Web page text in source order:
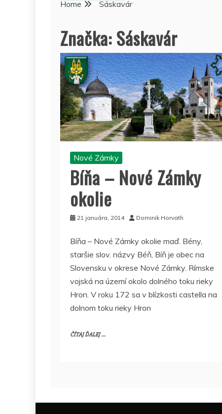
Home
Sáskavár
Značka:Sáskavár
Nové Zámky
Bíňa – Nové Zámky
okolie
21 januára, 2014 Dominik Horvath
Bíňa – Nové Zámky okolie maď. Bény,
staršie slov. názvy Béň, Bíň je obec na
Slovensku v okrese Nové Zámky. Rímske
vojská na území okolo dolného toku rieky
Hron. V roku 172 sa v blízkosti castella na
dolnom toku rieky Hron
ČÍTAJ ĎALEJ ...